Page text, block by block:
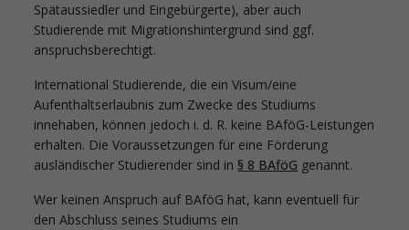
Spätaussiedler und Eingebürgerte), aber auch
Studierende mit Migrationshintergrund sind ggf.
anspruchsberechtigt.
International Studierende, die ein Visum/eine
Aufenthaltserlaubnis zum Zwecke des Studiums
innehaben, können jedoch i. d. R. keine BAföG-Leistungen
erhalten. Die Voraussetzungen für eine Förderung
ausländischer Studierender sind in§ 8 BAföG genannt.
Wer keinen Anspruch auf BAföG hat, kann eventuell für
den Abschluss seines Studiums ein